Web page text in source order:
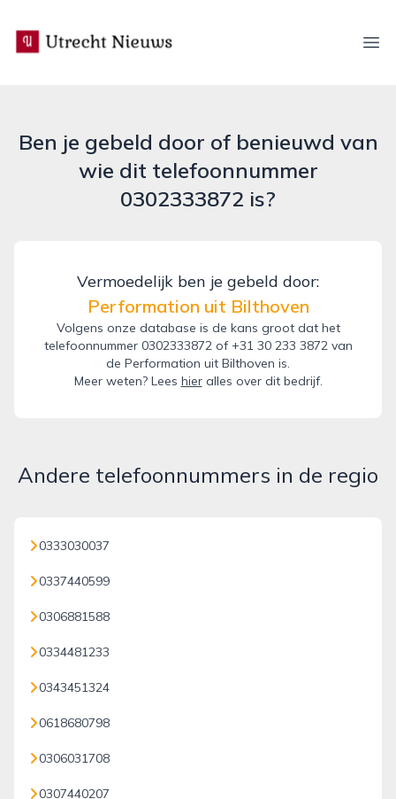
utrecht-nieuws.nl
Ben je gebeld door of benieuwd van
wie dit telefoonnummer
0302333872 is?
Vermoedelijk ben je gebeld door:
Performation uit Bilthoven
Volgens onze database is de kans groot dat het
telefoonnummer 0302333872 of +31 30 233 3872 van
de Performation uit Bilthoven is.
Meer weten? Lees hieralles over dit bedrijf.
Andere telefoonnummers in de regio
0333030037
0337440599
0306881588
0334481233
0343451324
0618680798
0306031708
0307440207